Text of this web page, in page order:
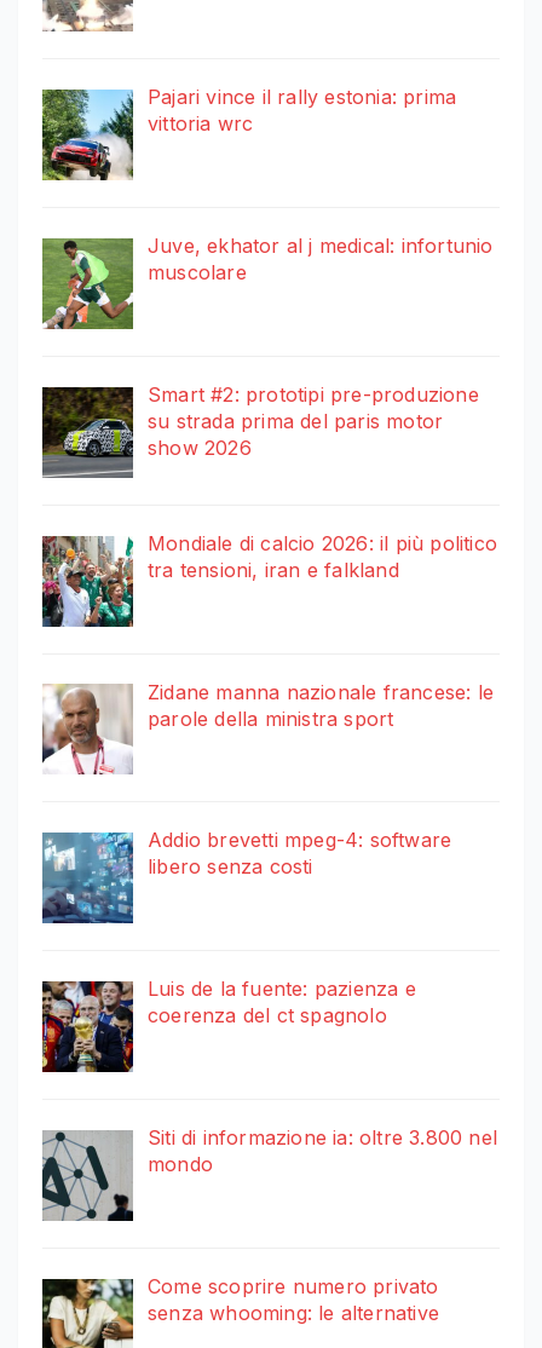
Pajari vince il rally estonia: prima
vittoria wrc
Juve, ekhator al j medical: infortunio
muscolare
Smart #2: prototipi pre-produzione
su strada prima del paris motor
show 2026
Mondiale di calcio 2026: il più politico
tra tensioni, iran e falkland
Zidane manna nazionale francese: le
parole della ministra sport
Addio brevetti mpeg-4: software
libero senza costi
Luis de la fuente: pazienza e
coerenza del ct spagnolo
Siti di informazione ia: oltre 3.800 nel
mondo
Come scoprire numero privato
senza whooming: le alternative